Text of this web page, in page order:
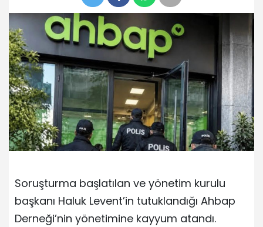
Soruşturma başlatılan ve yönetim kurulu
başkanı Haluk Levent’in tutuklandığı Ahbap
Derneği’nin yönetimine kayyum atandı.